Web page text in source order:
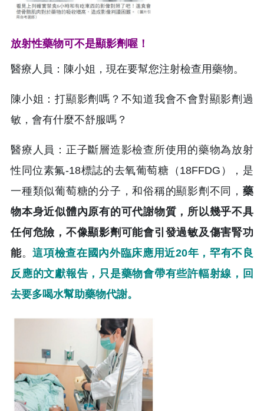
放射性藥物可不是顯影劑喔！
醫療人員：陳小姐，現在要幫您注射檢查用藥物。
陳小姐：打顯影劑嗎？不知道我會不會對顯影劑過
敏，會有什麼不舒服嗎？
醫療人員：正子斷層造影檢查所使用的藥物為放射
性同位素氟-18標誌的去氧葡萄糖（18FFDG），是
一種類似葡萄糖的分子，和俗稱的顯影劑不同， 藥
物本身近似體內原有的可代謝物質，所以幾乎不具
任何危險，不像顯影劑可能會引發過敏及傷害腎功
能。這項檢查在國內外臨床應用近20年，罕有不良
反應的文獻報告，只是藥物會帶有些許輻射線，回
去要多喝水幫助藥物代謝。